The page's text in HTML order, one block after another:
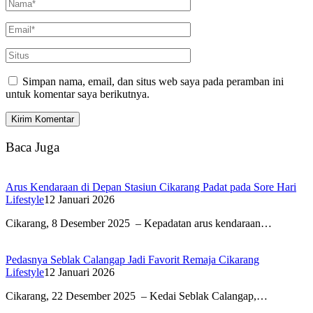
Simpan nama, email, dan situs web saya pada peramban ini
untuk komentar saya berikutnya.
Baca Juga
Arus Kendaraan di Depan Stasiun Cikarang Padat pada Sore Hari
Lifestyle12 Januari 2026
Cikarang, 8 Desember 2025 – Kepadatan arus kendaraan…
Pedasnya Seblak Calangap Jadi Favorit Remaja Cikarang
Lifestyle12 Januari 2026
Cikarang, 22 Desember 2025 – Kedai Seblak Calangap,…